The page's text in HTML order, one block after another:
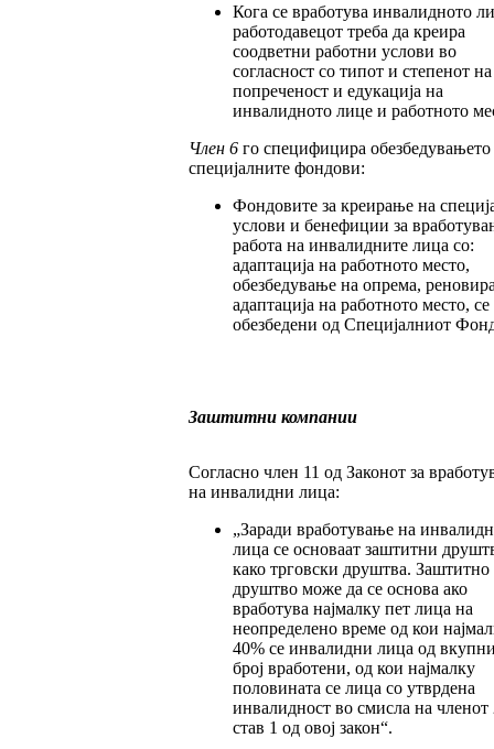
Кога се вработува инвалидното
работодавецот треба да креира
соодветни работни услови во
согласност со типот и степенот на
попреченост и едукација на
инвалидното лице и работното
Член 6го специфицира обезбедувањето
специјалните фондови:
Фондовите за креирање на
услови и бенефиции за
работа на инвалидните лица со:
адаптација на работното место,
обезбедување на опрема,
адаптација на работното место, се
обезбедени од Специјалниот
Заштитни компании
Согласно член 11 од Законот за
на инвалидни лица:
„Заради вработување на
лица се основаат заштитни
како трговски друштва. Заштитно
друштво може да се основа ако
вработува најмалку пет лица на
неопределено време од кои
40% се инвалидни лица од
број вработени, од кои најмалку
половината се лица со утврдена
инвалидност во смисла на членот
став 1 од овој закон“.